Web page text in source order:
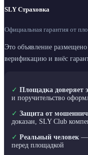
SLY Страховка
Официальная гарантия от
Это объявление
верификацию и внёс
✓ Площадка доверяет
и поручительство
✓ Защита от
доказан, SLY Club
✓ Реальный человек —
перед площадкой